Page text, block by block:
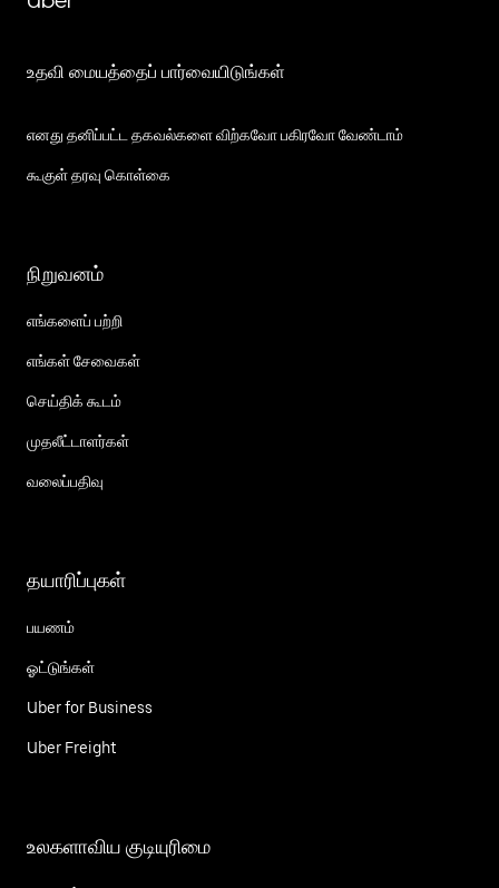
உதவி மையத்தைப் பார்வையிடுங்கள்
எனது தனிப்பட்ட தகவல்களை விற்கவோ பகிரவோ வேண்டாம்
கூகுள் தரவு கொள்கை
நிறுவனம்
எங்களைப் பற்றி
எங்கள் சேவைகள்
செய்திக் கூடம்
முதலீட்டாளர்கள்
வலைப்பதிவு
தயாரிப்புகள்
பயணம்
ஓட்டுங்கள்
Uber for Business
Uber Freight
உலகளாவிய குடியுரிமை